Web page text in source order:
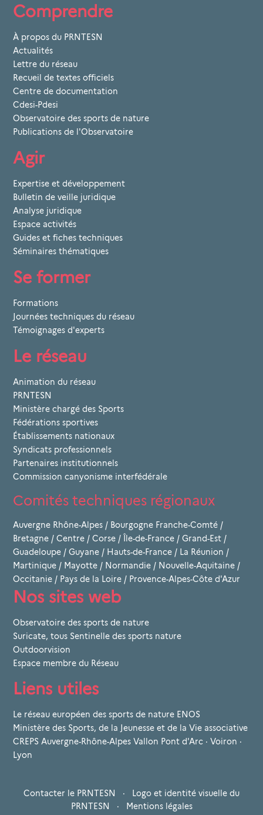
Comprendre
À propos du PRNTESN
Actualités
Lettre du réseau
Recueil de textes officiels
Centre de documentation
Cdesi-Pdesi
Observatoire des sports de nature
Publications de l'Observatoire
Agir
Expertise et développement
Bulletin de veille juridique
Analyse juridique
Espace activités
Guides et fiches techniques
Séminaires thématiques
Se former
Formations
Journées techniques du réseau
Témoignages d'experts
Le réseau
Animation du réseau
PRNTESN
Ministère chargé des Sports
Fédérations sportives
Établissements nationaux
Syndicats professionnels
Partenaires institutionnels
Commission canyonisme interfédérale
Comités techniques régionaux
Auvergne Rhône-Alpes / Bourgogne Franche-Comté /
Bretagne / Centre / Corse / Île-de-France / Grand-Est /
Guadeloupe / Guyane / Hauts-de-France / La Réunion /
Martinique / Mayotte / Normandie / Nouvelle-Aquitaine /
Occitanie / Pays de la Loire / Provence-Alpes-Côte d'Azur
Nos sites web
Observatoire des sports de nature
Suricate, tous Sentinelle des sports nature
Outdoorvision
Espace membre du Réseau
Liens utiles
Le réseau européen des sports de nature ENOS
Ministère des Sports, de la Jeunesse et de la Vie associative
CREPS Auvergne-Rhône-Alpes Vallon Pont d'Arc · Voiron ·
Lyon
Contacter le PRNTESN ·
Logo et identité visuelle du
PRNTESN
· Mentions légales